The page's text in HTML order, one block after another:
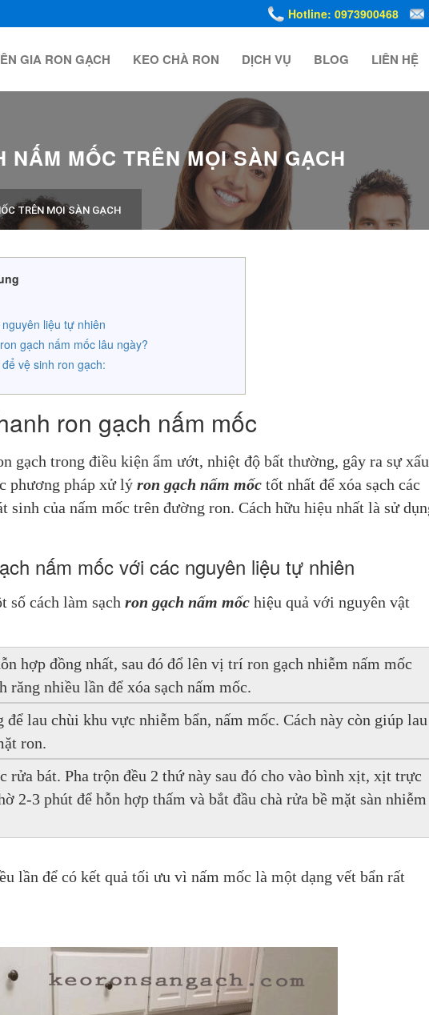
Hotline: 0973900468
GIA RON GẠCH KEO CHÀ RON DỊCH VỤ BLOG LIÊN HỆ
NẤM MỐC TRÊN MỌI SÀN GẠCH
TRÊN MỌI SÀN GẠCH
liệu tự nhiên
gạch nấm mốc lâu ngày?
vệ sinh ron gạch:
ron gạch nấm mốc
gạch trong điều kiện ẩm ướt, nhiệt độ bất thường, gây ra sự xấu
phương pháp xử lý ron gạch nấm mốc tốt nhất để xóa sạch các
nấm mốc với các nguyên liệu tự nhiên
số cách làm sạch ron gạch nấm mốc hiệu quả với nguyên vật
hợp đồng nhất, sau đó đổ lên vị trí ron gạch nhiễm nấm mốc
răng nhiều lần để xóa sạch nấm mốc.
lau chùi khu vực nhiễm bẩn, nấm mốc. Cách này còn giúp lau
ron.
rửa bát. Pha trộn đều 2 thứ này sau đó cho vào bình xịt, xịt trực
2-3 phút để hỗn hợp thấm và bắt đầu chà rửa bề mặt sàn nhiễm
lần để có kết quả tối ưu vì nấm mốc là một dạng vết bẩn rất